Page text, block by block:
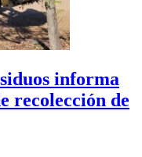
informa
recolección de